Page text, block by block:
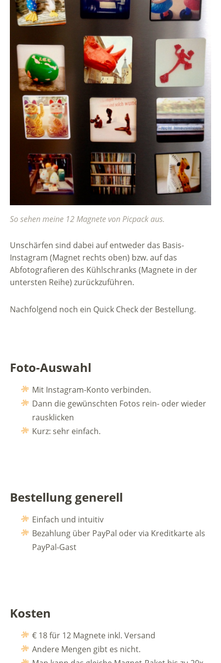
So sehen meine 12 Magnete von Picpack aus.
Unschärfen sind dabei auf entweder das Basis-
Instagram (Magnet rechts oben) bzw. auf das
Abfotografieren des Kühlschranks (Magnete in der
untersten Reihe) zurückzuführen.
Nachfolgend noch ein Quick Check der Bestellung.
Foto-Auswahl
Mit Instagram-Konto verbinden.
Dann die gewünschten Fotos rein- oder wieder
rausklicken
Kurz: sehr einfach.
Bestellung generell
Einfach und intuitiv
Bezahlung über PayPal oder via Kreditkarte als
PayPal-Gast
Kosten
€ 18 für 12 Magnete inkl. Versand
Andere Mengen gibt es nicht.